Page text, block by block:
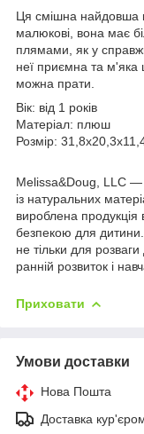
Ця смішна найдовша
малюкові, вона має
плямами, як у
неї приємна та м'яка
можна прати.
Вік: від 1 років
Матеріал: плюш
Розмір:
Melissa&Doug, LLC —
із натуральних
вироблена продукція
безпекою для дитини.
не тільки для
ранній розвиток і
Приховати
Умови доставки
Нова Пошта
Доставка